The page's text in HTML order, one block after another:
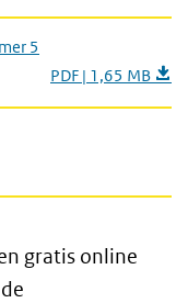
5
PDF | 1,65 MB
gratis online